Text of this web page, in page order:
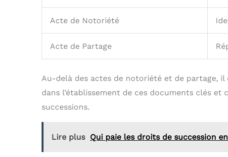
Acte de Notoriété
Acte de Partage
Au-delà des actes de notoriété et de partage,
dans l’établissement de ces documents clés
successions.
Lire plus Qui paie les droits de succession